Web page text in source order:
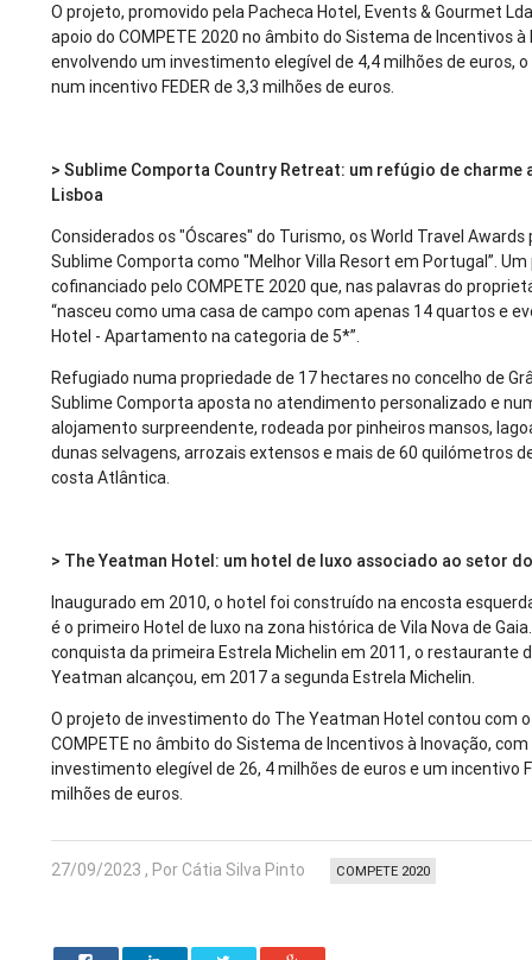
O projeto, promovido pela Pacheca Hotel, Events & Gourmet
apoio do COMPETE 2020 no âmbito do Sistema de Incentivos à
envolvendo um investimento elegível de 4,4 milhões de euros,
num incentivo FEDER de 3,3 milhões de euros.
> Sublime Comporta Country Retreat: um refúgio de charme
Lisboa
Considerados os "Óscares" do Turismo, os World Travel
Sublime Comporta como "Melhor Villa Resort em Portugal”.
cofinanciado pelo COMPETE 2020 que, nas palavras do
“nasceu como uma casa de campo com apenas 14 quartos e
Hotel - Apartamento na categoria de 5*”.
Refugiado numa propriedade de 17 hectares no concelho de
Sublime Comporta aposta no atendimento personalizado e
alojamento surpreendente, rodeada por pinheiros mansos,
dunas selvagens, arrozais extensos e mais de 60 quilómetros
costa Atlântica.
> The Yeatman Hotel: um hotel de luxo associado ao setor
Inaugurado em 2010, o hotel foi construído na encosta
é o primeiro Hotel de luxo na zona histórica de Vila Nova de
conquista da primeira Estrela Michelin em 2011, o restaurante
Yeatman alcançou, em 2017 a segunda Estrela Michelin.
O projeto de investimento do The Yeatman Hotel contou com
COMPETE no âmbito do Sistema de Incentivos à Inovação,
investimento elegível de 26, 4 milhões de euros e um incentivo
milhões de euros.
27/09/2023 , Por Cátia Silva Pinto COMPETE 2020